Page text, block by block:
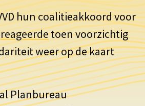
hun coalitieakkoord voor
reageerdetoen voorzichtig
weer op de kaart
Planbureau